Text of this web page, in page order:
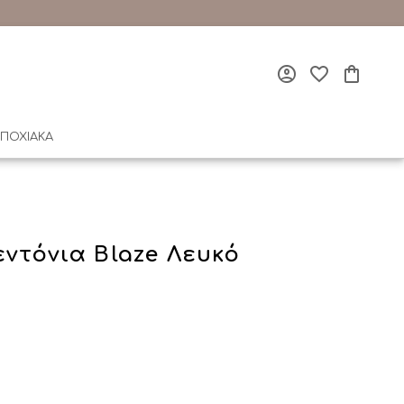
Blaze Λευκό